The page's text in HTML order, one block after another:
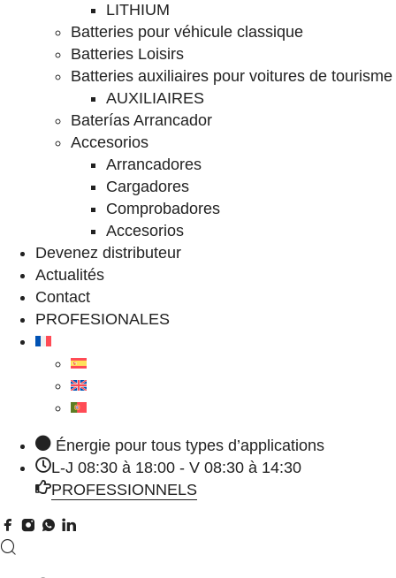
LITHIUM
Batteries pour véhicule classique
Batteries Loisirs
Batteries auxiliaires pour voitures de tourisme
AUXILIAIRES
Baterías Arrancador
Accesorios
Arrancadores
Cargadores
Comprobadores
Accesorios
Devenez distributeur
Actualités
Contact
PROFESIONALES
Énergie pour tous types d’applications
L-J 08:30 à 18:00 - V 08:30 à 14:30
PROFESSIONNELS